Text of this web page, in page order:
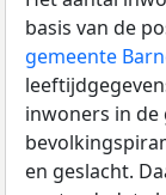
basis van de
gemeente
inwoners in de
en geslacht.